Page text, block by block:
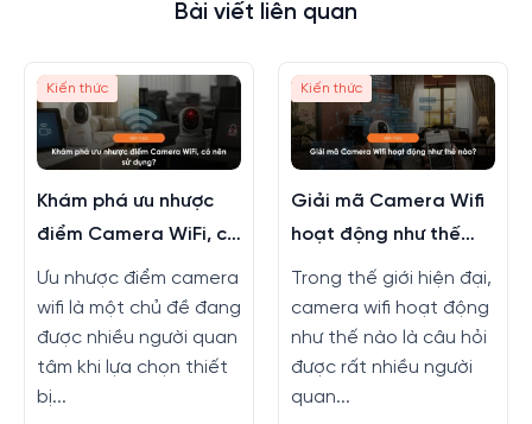
Bài viết liên quan
Kiến thức
Khám phá ưu nhược
điểm Camera WiFi, có
nên sử dụng?
Ưu nhược điểm camera
wifi là một chủ đề đang
được nhiều người quan
tâm khi lựa chọn thiết
bị...
Kiến thức
Giải mã Camera Wifi
hoạt động như thế
nào?
Trong thế giới hiện đại,
camera wifi hoạt động
như thế nào là câu hỏi
được rất nhiều người
quan...